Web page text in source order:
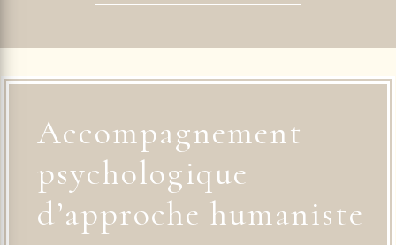
Accompagnement
psychologique
d’approche humaniste